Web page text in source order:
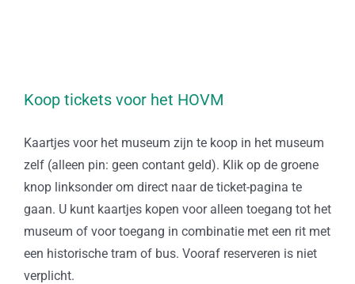
Koop tickets voor het HOVM
Kaartjes voor het museum zijn te koop in het museum
zelf (alleen pin: geen contant geld). Klik op de groene
knop linksonder om direct naar de ticket-pagina te
gaan. U kunt kaartjes kopen voor alleen toegang tot het
museum of voor toegang in combinatie met een rit met
een historische tram of bus. Vooraf reserveren is niet
verplicht.